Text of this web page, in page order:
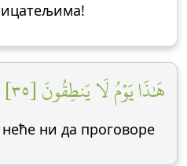
هَٰذَا يَوۡمُ لَا يَنطِقُونَ [٣٥]
ни да проговоре